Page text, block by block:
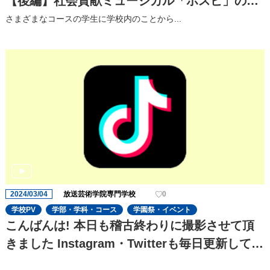
どころを聞いてみた!
さまざまなコースの学⽣に学校内のことから...
2024/03/04 放送芸術学院専門学校
0
学校PV
学部・学科・コース 学園祭・イベント
こんばんは! 本日も稽古終わりに撮影させて頂
きました Instagram・Twitterも毎日更新してお